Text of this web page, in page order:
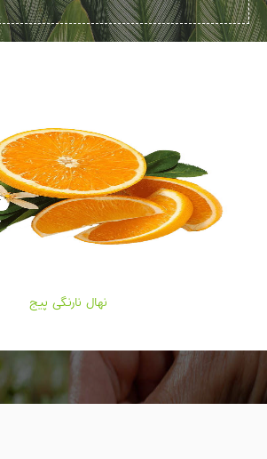
نهال نارنگی پیج